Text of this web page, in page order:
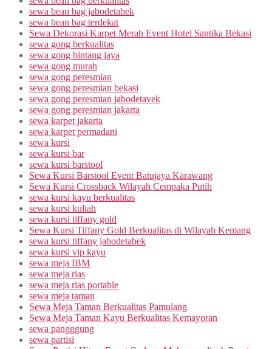
sewa bean bag jabodetabek
sewa bean bag terdekat
Sewa Dekorasi Karpet Merah Event Hotel Santika Bekasi
sewa gong berkualitas
sewa gong bintang jaya
sewa gong murah
sewa gong peresmian
sewa gong peresmian bekasi
sewa gong peresmian jabodetavek
sewa gong peresmian jakarta
sewa karpet jakarta
sewa karpet permadani
sewa kursi
sewa kursi bar
sewa kursi barstool
Sewa Kursi Barstool Event Batujaya Karawang
Sewa Kursi Crossback Wilayah Cempaka Putih
sewa kursi kayu berkualitas
sewa kursi kuliah
sewa kursi tiffany gold
Sewa Kursi Tiffany Gold Berkualitas di Wilayah Kemang
sewa kursi tiffany jabodetabek
sewa kursi vip kayu
sewa meja IBM
sewa meja rias
sewa meja rias portable
sewa meja taman
Sewa Meja Taman Berkualitas Pamulang
Sewa Meja Taman Kayu Berkualitas Kemayoran
sewa pangggung
sewa partisi